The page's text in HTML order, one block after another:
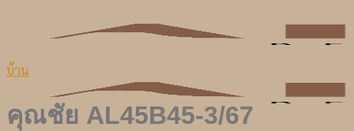
บ้าน
คุณชัย AL45B45-3/67